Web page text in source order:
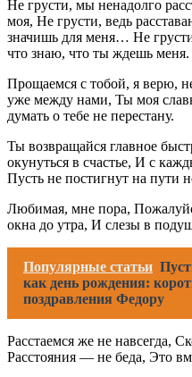
Не грусти, мы ненадолго
моя, Не грусти, ведь
значишь для меня… Не
что знаю, что ты ждешь меня.
Прощаемся с тобой, я верю,
уже между нами, Ты моя
думать о тебе не перестану.
Ты возвращайся главное
окунуться в счастье, И с
Пусть не постигнут на пути
Любимая, мне пора,
окна до утра, И слезы в
Популярные статьи
как день рождения:
поздравления Федору
Расстаемся же не навсегда,
Расстояния — не беда, Это